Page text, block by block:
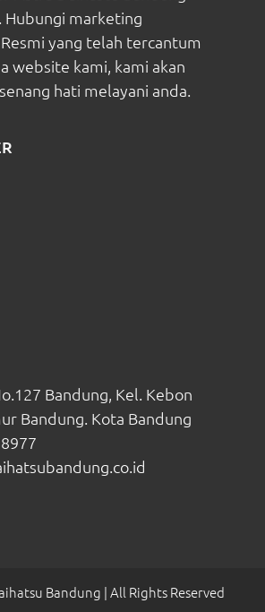
Hubungi marketing
yang telah tercantum
website kami, kami akan
hati melayani anda.
Bandung, Kel. Kebon
Bandung. Kota Bandung
Bandung | All Rights Reserved